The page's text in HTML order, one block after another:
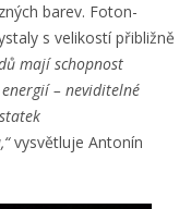
barev. Foton-
s velikostí přibližně
mají schopnost
– neviditelné
vysvětluje Antonín